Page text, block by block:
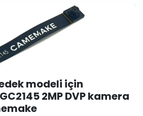
modeli için
2MP DVP kamera